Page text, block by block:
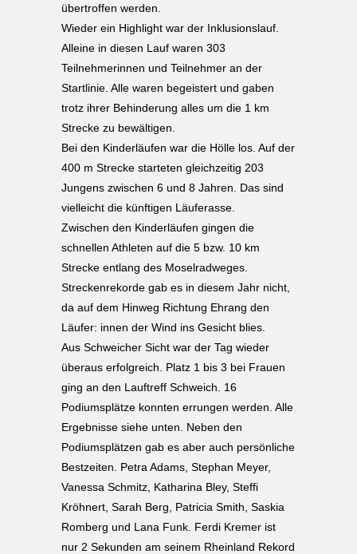
übertroffen werden.
Wieder ein Highlight war der Inklusionslauf.
Alleine in diesen Lauf waren 303
Teilnehmerinnen und Teilnehmer an der
Startlinie. Alle waren begeistert und gaben
trotz ihrer Behinderung alles um die 1 km
Strecke zu bewältigen.
Bei den Kinderläufen war die Hölle los. Auf der
400 m Strecke starteten gleichzeitig 203
Jungens zwischen 6 und 8 Jahren. Das sind
vielleicht die künftigen Läuferasse.
Zwischen den Kinderläufen gingen die
schnellen Athleten auf die 5 bzw. 10 km
Strecke entlang des Moselradweges.
Streckenrekorde gab es in diesem Jahr nicht,
da auf dem Hinweg Richtung Ehrang den
Läufer: innen der Wind ins Gesicht blies.
Aus Schweicher Sicht war der Tag wieder
überaus erfolgreich. Platz 1 bis 3 bei Frauen
ging an den Lauftreff Schweich. 16
Podiumsplätze konnten errungen werden. Alle
Ergebnisse siehe unten. Neben den
Podiumsplätzen gab es aber auch persönliche
Bestzeiten. Petra Adams, Stephan Meyer,
Vanessa Schmitz, Katharina Bley, Steffi
Kröhnert, Sarah Berg, Patricia Smith, Saskia
Romberg und Lana Funk. Ferdi Kremer ist
nur 2 Sekunden am seinem Rheinland Rekord